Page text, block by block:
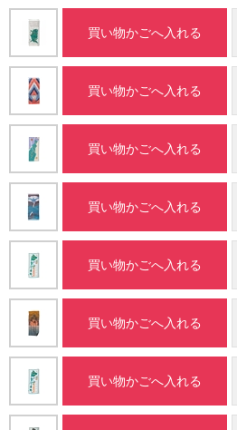
買い物かごへ入れる
買い物かごへ入れる
買い物かごへ入れる
買い物かごへ入れる
買い物かごへ入れる
買い物かごへ入れる
買い物かごへ入れる